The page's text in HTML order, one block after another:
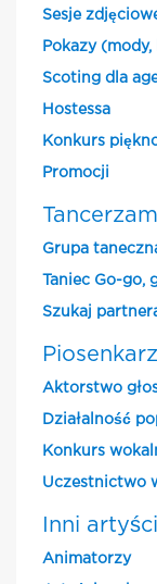
Sesje
Pokazy (mody,
Scoting dla
Hostessa
Konkurs
Promocji
Tancerzam
Grupa
Taniec Go-
Szukaj
Aktorstwo
Działalność
Konkurs
Uczestnictwo
Inni artyści
Animatorzy